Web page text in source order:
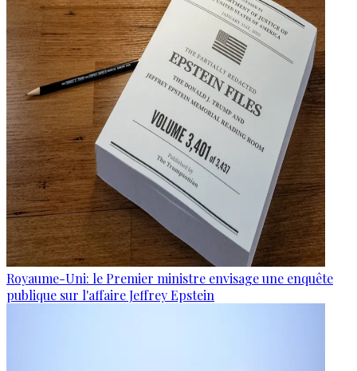
Royaume-Uni: le Premier ministre envisage une enquête
publique sur l'affaire Jeffrey Epstein